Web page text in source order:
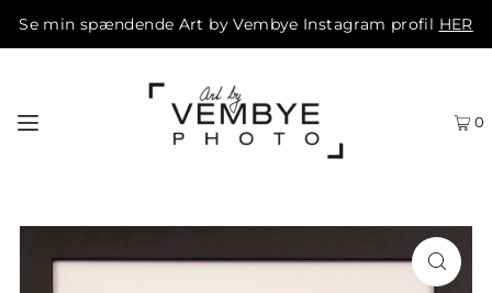
Se min spændende Art by Vembye Instagram profil HER
0